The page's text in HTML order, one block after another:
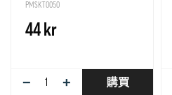
PMSKT0050
44 kr
− + 購買